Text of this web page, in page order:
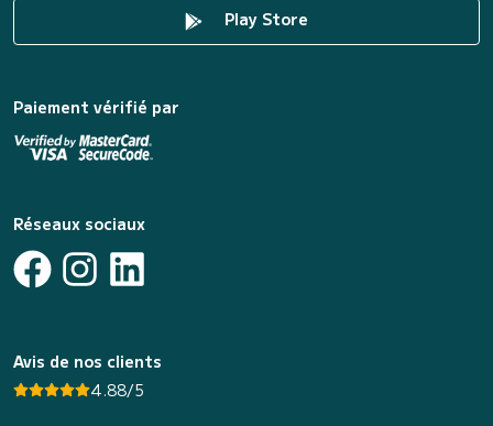
Play Store
Paiement vérifié par
Réseaux sociaux
Avis de nos clients
4.88/5